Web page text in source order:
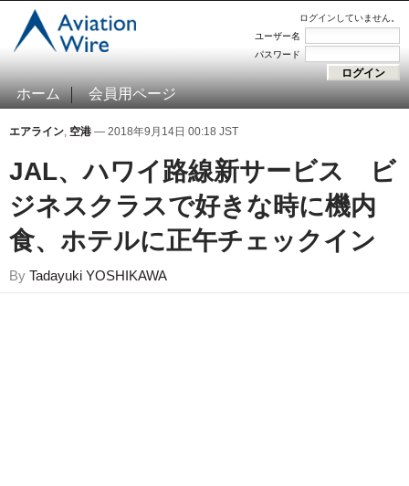
ログインしていません。
ユーザー名
パスワード
ホーム 会員用ページ
エアライン, 空港 — 2018年9月14日 00:18 JST
JAL、ハワイ路線新サービス ビ
ジネスクラスで好きな時に機内
食、ホテルに正午チェックイン
By Tadayuki YOSHIKAWA